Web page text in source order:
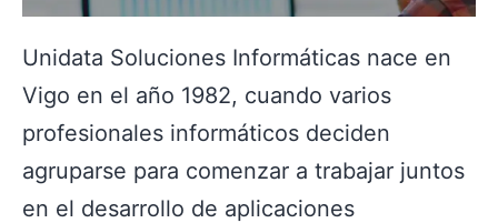
Unidata Soluciones Informáticas nace en
Vigo en el año 1982, cuando varios
profesionales informáticos deciden
agruparse para comenzar a trabajar juntos
en el desarrollo de aplicaciones